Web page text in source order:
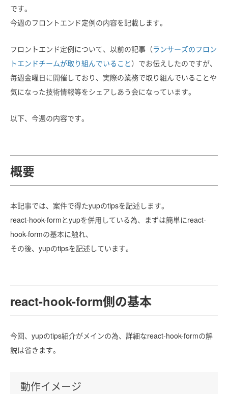
です。
今週のフロントエンド定例の内容を記載します。
フロントエンド定例について、以前の記事（ランサーズのフロン
トエンドチームが取り組んでいること）でお伝えしたのですが、
毎週金曜日に開催しており、 実際の業務で取り組んでいることや
気になった技術情報等をシェアしあう会になっています。
以下、今週の内容です。
概要
本記事では、案件で得たyupのtipsを記述します。
react-hook-formとyupを併用している為、まずは簡単にreact-
hook-formの基本に触れ、
その後、yupのtipsを記述しています。
react-hook-form側の基本
今回、yupのtips紹介がメインの為、詳細なreact-hook-formの解
説は省きます。
動作イメージ